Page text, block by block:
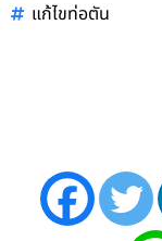
แก้ไขท่อตัน